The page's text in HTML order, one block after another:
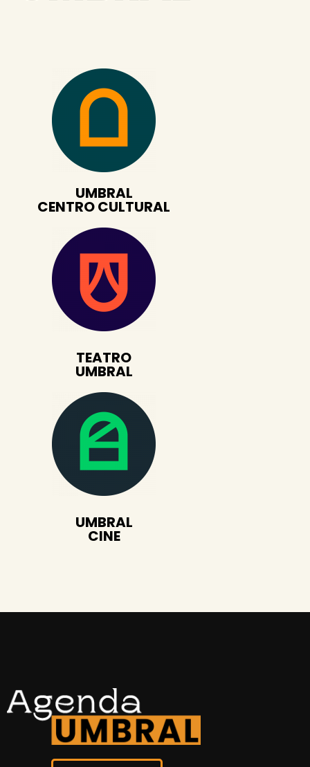
UMBRAL
CENTRO CULTURAL
TEATRO
UMBRAL
UMBRAL
CINE